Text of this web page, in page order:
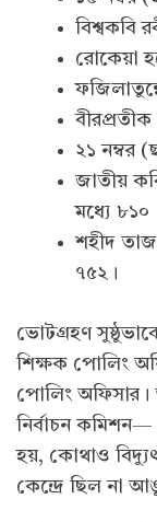
বিশ্বকবি
রোকেয়া
২১ নম্বর
জাতীয়
মধ্যে ৮১০
শহীদ
৭৫২।
ভোটগ্রহণ
শিক্ষক পোলিং
পোলিং
নির্বাচন
হয়, কোথাও
কেন্দ্রে ছিল না